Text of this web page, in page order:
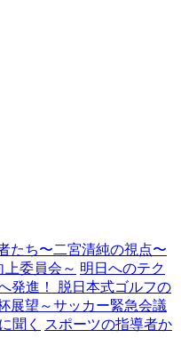
たち〜二宮清純の視点〜
委員会～ 明日へのテク
発進！ 脱日本式ゴルフの
展望～サッカー緊急会議
聞く
スポーツの指導者か